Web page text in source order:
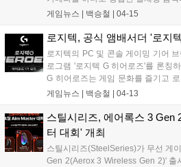
된 클라우드 그레이(Cloud Grey) 색
인먼트 등 다양한 용도로 활용 가능
다....
게임뉴스 | 백승철 04-15
로지텍, 공식 앰배서더 '로지
로지텍의 PC 및 콘솔 게이밍 기어
로그램 '로지텍 G 히어로즈'를 론칭
G 히어로즈는 게임 문화를 즐기고
배서더 프로그램이다. 1기 대표 인
인 소유의 SNS 채널을 운영하는 스
어를 비롯해 게임 문화를 즐기는 팬
게임뉴스 | 백승철 04-13
스틸시리즈, 에어록스 3 Gen
터 대회' 개최
스틸시리즈(SteelSeries)가 무선 게
Gen 2(Aerox 3 Wireless Gen 2)' 출